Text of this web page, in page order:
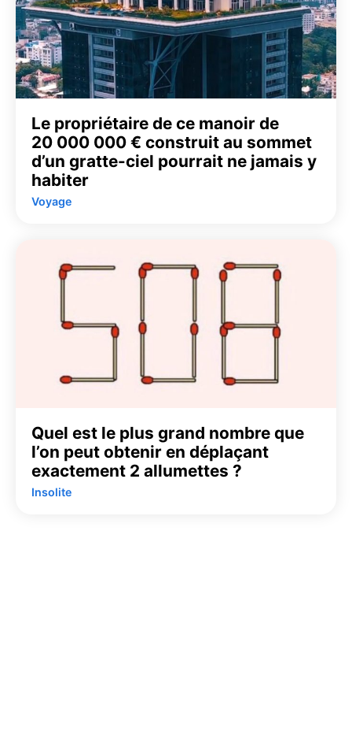
Le propriétaire de ce manoir de
20 000 000 € construit au sommet
d’un gratte-ciel pourrait ne jamais y
habiter
Voyage
Quel est le plus grand nombre que
l’on peut obtenir en déplaçant
exactement 2 allumettes ?
Insolite